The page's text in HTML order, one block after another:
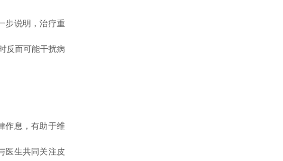
步说明，治疗重
反而可能干扰病
作息，有助于维
医生共同关注皮